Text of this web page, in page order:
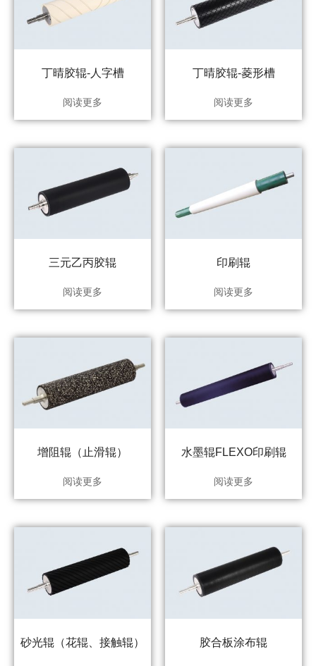
丁晴胶辊-人字槽
阅读更多
丁晴胶辊-菱形槽
阅读更多
三元乙丙胶辊
阅读更多
印刷辊
阅读更多
增阻辊（止滑辊）
阅读更多
水墨辊FLEXO印刷辊
阅读更多
砂光辊（花辊、接触辊） 胶合板涂布辊